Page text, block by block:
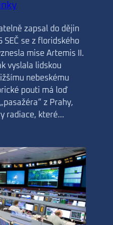
zapsal do dějin
SEČ se z floridského
mise Artemis II.
vyslala lidskou
nebeskému
pouti má loď
z Prahy,
radiace, které…